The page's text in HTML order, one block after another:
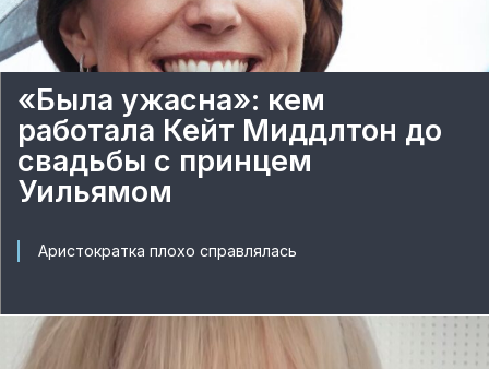
«Была ужасна»: кем
работала Кейт Миддлтон до
свадьбы с принцем
Уильямом
Аристократка плохо справлялась